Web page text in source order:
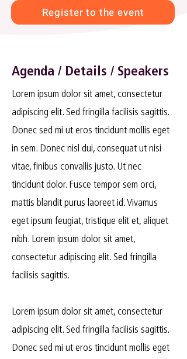
Register to the event
Agenda / Details / Speakers
Lorem ipsum dolor sit amet, consectetur
adipiscing elit. Sed fringilla facilisis sagittis.
Donec sed mi ut eros tincidunt mollis eget
in sem. Donec nisl dui, consequat ut nisi
vitae, finibus convallis justo. Ut nec
tincidunt dolor. Fusce tempor sem orci,
mattis blandit purus laoreet id. Vivamus
eget ipsum feugiat, tristique elit et, aliquet
nibh. Lorem ipsum dolor sit amet,
consectetur adipiscing elit. Sed fringilla
facilisis sagittis.
Lorem ipsum dolor sit amet, consectetur
adipiscing elit. Sed fringilla facilisis sagittis.
Donec sed mi ut eros tincidunt mollis eget